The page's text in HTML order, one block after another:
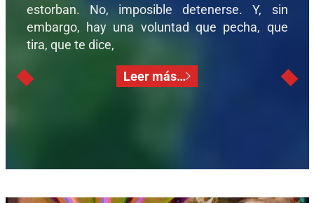
estorban. No, imposible detenerse. Y, sin
embargo, hay una voluntad que pecha, que
tira, que te dice,
Leer más…